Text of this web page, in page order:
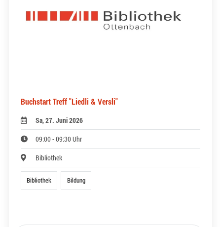
Buchstart Treff "Liedli & Versli"
Sa, 27. Juni 2026
09:00 - 09:30 Uhr
Bibliothek
Bibliothek Bildung